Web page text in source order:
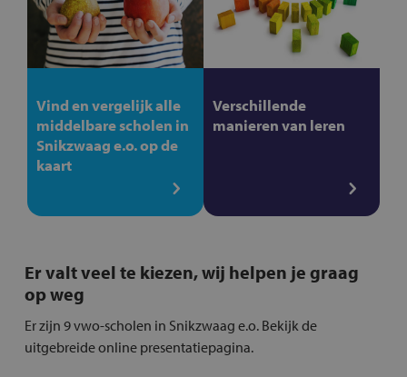
Vind en vergelijk alle
middelbare scholen in
Snikzwaag e.o. op de
kaart
Verschillende
manieren van leren
Er valt veel te kiezen, wij helpen je graag
op weg
Er zijn 9 vwo-scholen in Snikzwaag e.o. Bekijk de
uitgebreide online presentatiepagina.